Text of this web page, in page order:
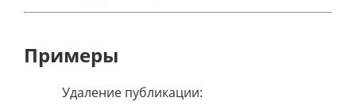
Примеры
Удаление публикации: